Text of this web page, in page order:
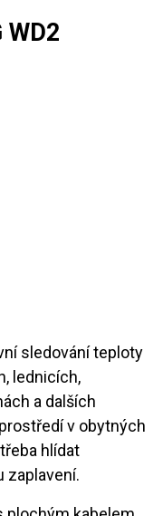
WD2
sledování teploty
lednicích,
a dalších
v obytných
hlídat
zaplavení.